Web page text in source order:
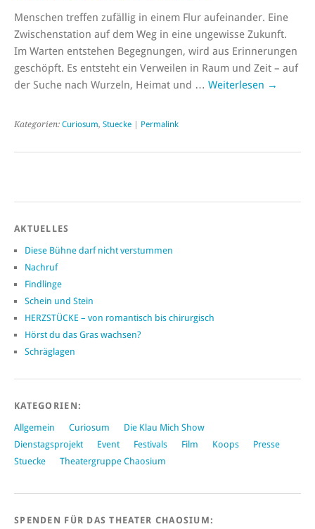
Menschen treffen zufällig in einem Flur aufeinander. Eine
Zwischenstation auf dem Weg in eine ungewisse Zukunft.
Im Warten entstehen Begegnungen, wird aus Erinnerungen
geschöpft. Es entsteht ein Verweilen in Raum und Zeit – auf
der Suche nach Wurzeln, Heimat und … Weiterlesen →
Kategorien: Curiosum, Stuecke | Permalink
AKTUELLES
Diese Bühne darf nicht verstummen
Nachruf
Findlinge
Schein und Stein
HERZSTÜCKE – von romantisch bis chirurgisch
Hörst du das Gras wachsen?
Schräglagen
KATEGORIEN:
Allgemein Curiosum
Die Klau Mich Show
Dienstagsprojekt
Event Festivals Film Koops
Presse
Stuecke
Theatergruppe Chaosium
SPENDEN FÜR DAS THEATER CHAOSIUM: